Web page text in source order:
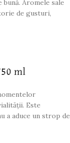
Aromele sale
de gusturi,
ml
Este
a aduce un strop de